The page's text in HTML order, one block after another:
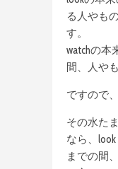
る人やも
す。
watchの本
間、人や
ですので、
その水た
なら、
までの間